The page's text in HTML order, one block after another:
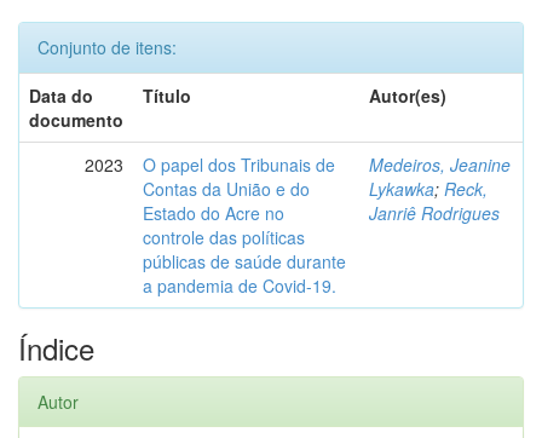
Conjunto de itens:
Data do
documento
Título Autor(es)
2023
O papel dos Tribunais de
Contas da União e do
Estado do Acre no
controle das políticas
públicas de saúde durante
a pandemia de Covid-19.
Medeiros, Jeanine
Lykawka; Reck,
Janriê Rodrigues
Índice
Autor